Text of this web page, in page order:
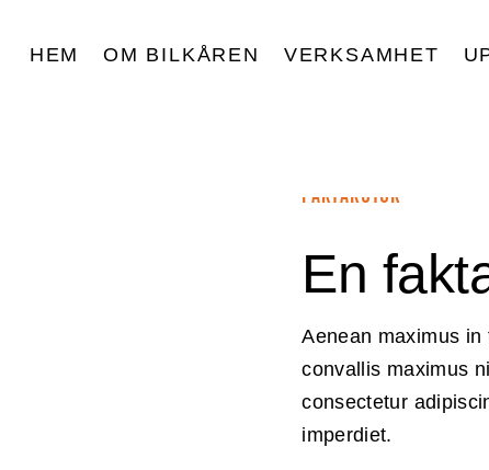
HEM OM BILKÅREN VERKSAMHET
FAKTARUTOR
En
Aenean maximus
convallis maximus
consectetur
imperdiet.